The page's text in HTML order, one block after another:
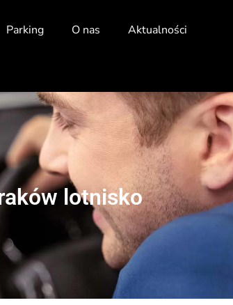
Parking O nas Aktualności
lotnisko